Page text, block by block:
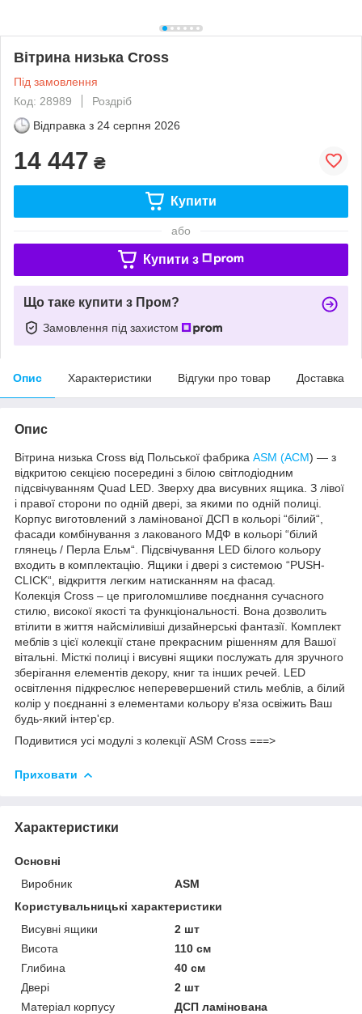
Вітрина низька Cross
Під замовлення
Код: 28989
Роздріб
Відправка з 24 серпня 2026
14 447 ₴
Купити
або
Купити з
Що таке купити з Пром?
Замовлення під захистом
Опис Характеристики Відгуки про товар Доставка
Опис
Вітрина низька Cross від Польської фабрика ASM (АСМ) — з
відкритою секцією посередині з білою світлодіодним
підсвічуванням Quad LED. Зверху два висувних ящика. З лівої
і правої сторони по одній двері, за якими по одній полиці.
Корпус виготовлений з ламінованої ДСП в кольорі “білий“,
фасади комбінування з лакованого МДФ в кольорі “білий
глянець / Перла Ельм“. Підсвічування LED білого кольору
входить в комплектацію. Ящики і двері з системою “PUSH-
CLICK“, відкриття легким натисканням на фасад.
Колекція Cross – це приголомшливе поєднання сучасного
стилю, високої якості та функціональності. Вона дозволить
втілити в життя найсміливіші дизайнерські фантазії. Комплект
меблів з цієї колекції стане прекрасним рішенням для Вашої
вітальні. Місткі полиці і висувні ящики послужать для зручного
зберігання елементів декору, книг та інших речей. LED
освітлення підкреслює неперевершений стиль меблів, а білий
колір у поєднанні з елементами кольору в'яза освіжить Ваш
будь-який інтер'єр.
Подивитися усі модулі з колекції ASM Cross ===>
Приховати
Характеристики
Основні
Виробник
ASM
Користувальницькі характеристики
Висувні ящики
2 шт
Висота
110 см
Глибина
40 см
Двері
2 шт
Матеріал корпусу
ДСП ламінована